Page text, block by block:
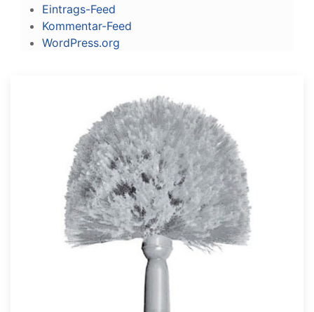
Eintrags-Feed
Kommentar-Feed
WordPress.org